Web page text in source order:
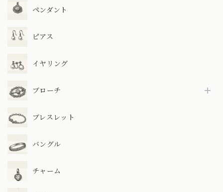
ペンダント
ピアス
イヤリング
ブローチ
ブレスレット
バングル
チャーム